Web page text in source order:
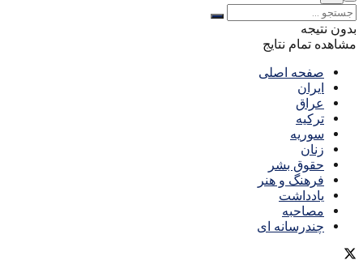
بدون نتیجه
مشاهده تمام نتایج
صفحه اصلی
ایران
عراق
ترکیه
سوریه
زنان
حقوق بشر
فرهنگ و هنر
یادداشت
مصاحبه
چندرسانه ای